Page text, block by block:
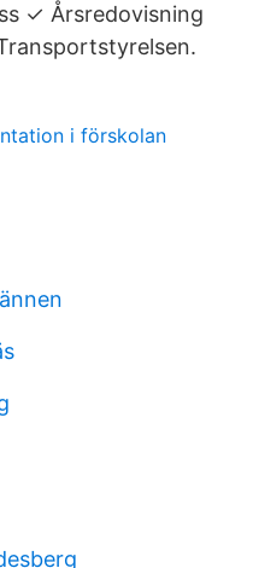
✓ Årsredovisning
i förskolan